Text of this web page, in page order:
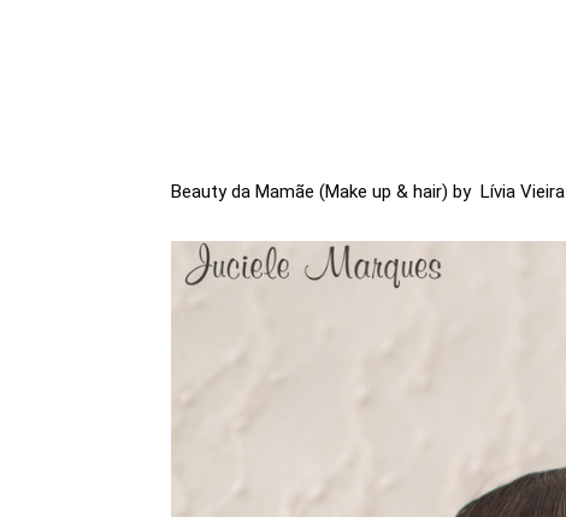
Beauty da Mamãe (Make up & hair) by Lívia Vieira